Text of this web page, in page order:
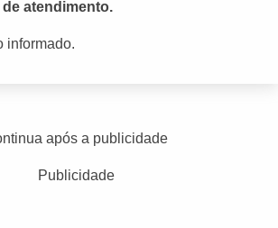
atendimento.
informado.
após a publicidade
Publicidade